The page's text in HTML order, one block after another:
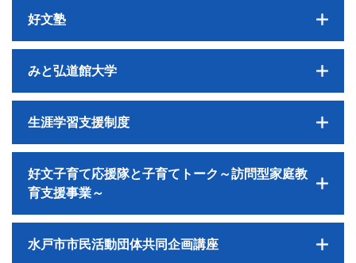
好文塾
みと弘道館大学
生涯学習支援制度
好文子育て応援隊と子育てトーク～訪問型家庭教
育支援事業～
水戸市市民活動団体共同企画講座